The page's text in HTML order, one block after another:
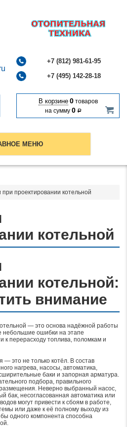
+7 (812) 981-61-95
+7 (495) 142-28-18
В корзине 0товаров
на сумму 0 Р
МЕНЮ
проектировании котельной
котельной
котельной:
внимание
— это основа надёжной работы
небольшие ошибки на этапе
к перерасходу топлива, поломкам и
— это не только котёл. В состав
нагрева, насосы, автоматика,
баки и запорная арматура.
подбора, правильного
Неверно выбранный насос,
бак, несогласованная автоматика или
могут привести к сбоям в работе,
или даже к её полному выходу из
одного компонента способна